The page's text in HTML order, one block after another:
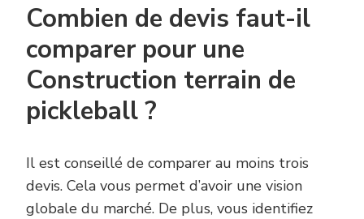
Combien de devis faut-il
comparer pour une
Construction terrain de
pickleball ?
Il est conseillé de comparer au moins trois
devis. Cela vous permet d’avoir une vision
globale du marché. De plus, vous identifiez